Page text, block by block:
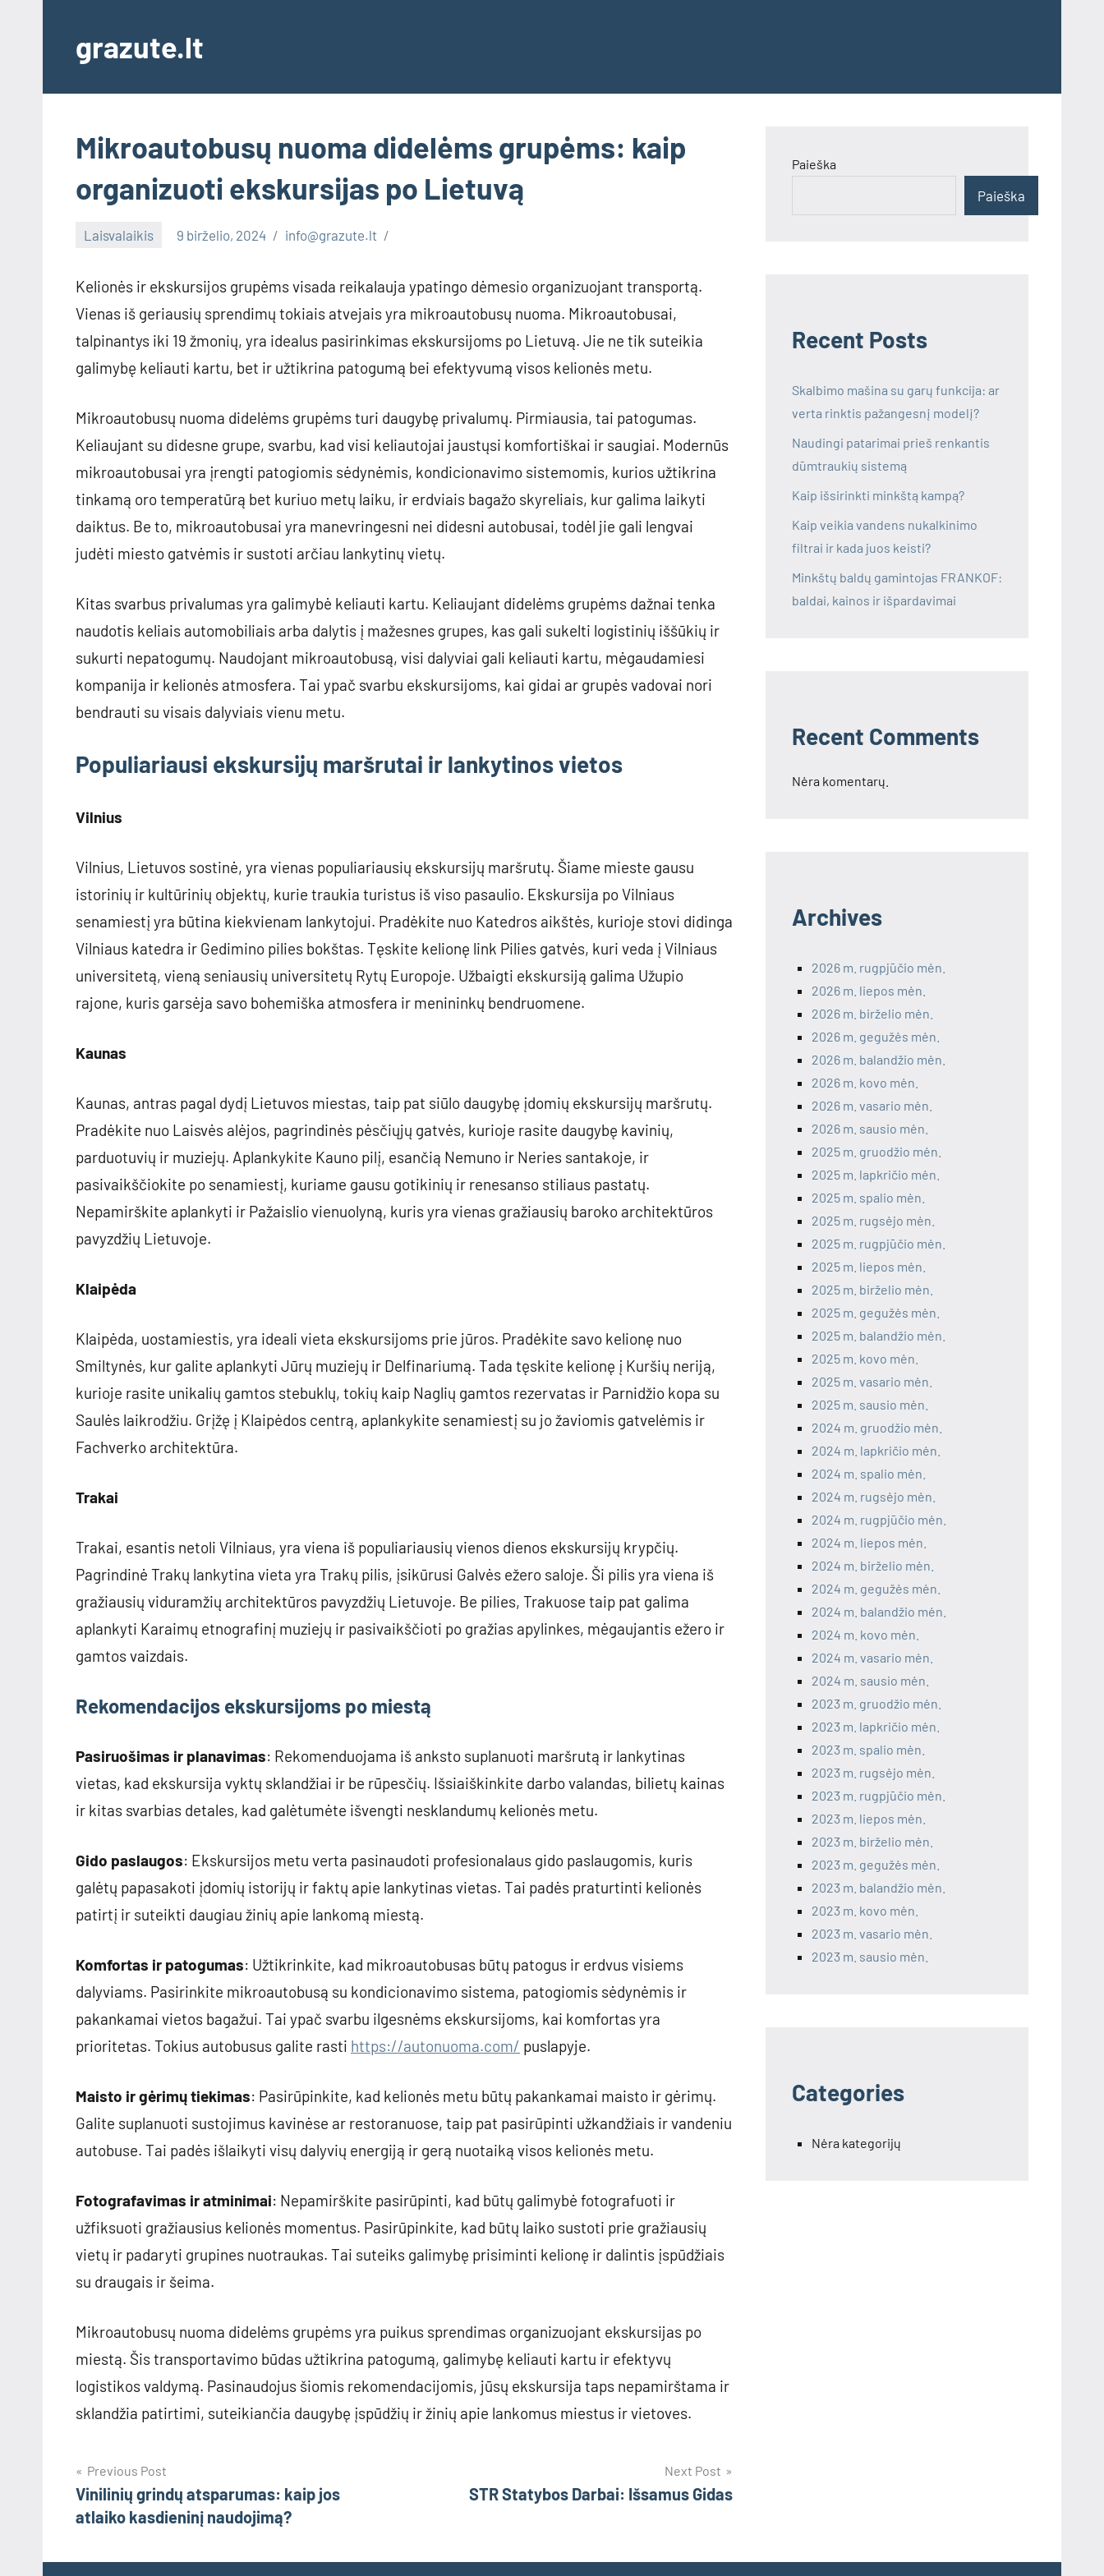
contentgrazute.lt
Mikroautobusų nuoma didelėms grupėms: kaip
organizuoti ekskursijas po Lietuvą
Laisvalaikis 9 birželio, 2024 info@grazute.lt
Kelionės ir ekskursijos grupėms visada reikalauja ypatingo dėmesio organizuojant transportą.
Vienas iš geriausių sprendimų tokiais atvejais yra mikroautobusų nuoma. Mikroautobusai,
talpinantys iki 19 žmonių, yra idealus pasirinkimas ekskursijoms po Lietuvą. Jie ne tik suteikia
galimybę keliauti kartu, bet ir užtikrina patogumą bei efektyvumą visos kelionės metu.
Mikroautobusų nuoma didelėms grupėms turi daugybę privalumų. Pirmiausia, tai patogumas.
Keliaujant su didesne grupe, svarbu, kad visi keliautojai jaustųsi komfortiškai ir saugiai. Modernūs
mikroautobusai yra įrengti patogiomis sėdynėmis, kondicionavimo sistemomis, kurios užtikrina
tinkamą oro temperatūrą bet kuriuo metų laiku, ir erdviais bagažo skyreliais, kur galima laikyti
daiktus. Be to, mikroautobusai yra manevringesni nei didesni autobusai, todėl jie gali lengvai
judėti miesto gatvėmis ir sustoti arčiau lankytinų vietų.
Kitas svarbus privalumas yra galimybė keliauti kartu. Keliaujant didelėms grupėms dažnai tenka
naudotis keliais automobiliais arba dalytis į mažesnes grupes, kas gali sukelti logistinių iššūkių ir
sukurti nepatogumų. Naudojant mikroautobusą, visi dalyviai gali keliauti kartu, mėgaudamiesi
kompanija ir kelionės atmosfera. Tai ypač svarbu ekskursijoms, kai gidai ar grupės vadovai nori
bendrauti su visais dalyviais vienu metu.
Populiariausi ekskursijų maršrutai ir lankytinos vietos
Vilnius
Vilnius, Lietuvos sostinė, yra vienas populiariausių ekskursijų maršrutų. Šiame mieste gausu
istorinių ir kultūrinių objektų, kurie traukia turistus iš viso pasaulio. Ekskursija po Vilniaus
senamiestį yra būtina kiekvienam lankytojui. Pradėkite nuo Katedros aikštės, kurioje stovi didinga
Vilniaus katedra ir Gedimino pilies bokštas. Tęskite kelionę link Pilies gatvės, kuri veda į Vilniaus
universitetą, vieną seniausių universitetų Rytų Europoje. Užbaigti ekskursiją galima Užupio
rajone, kuris garsėja savo bohemiška atmosfera ir menininkų bendruomene.
Kaunas
Kaunas, antras pagal dydį Lietuvos miestas, taip pat siūlo daugybę įdomių ekskursijų maršrutų.
Pradėkite nuo Laisvės alėjos, pagrindinės pėsčiųjų gatvės, kurioje rasite daugybę kavinių,
parduotuvių ir muziejų. Aplankykite Kauno pilį, esančią Nemuno ir Neries santakoje, ir
pasivaikščiokite po senamiestį, kuriame gausu gotikinių ir renesanso stiliaus pastatų.
Nepamirškite aplankyti ir Pažaislio vienuolyną, kuris yra vienas gražiausių baroko architektūros
pavyzdžių Lietuvoje.
Klaipėda
Klaipėda, uostamiestis, yra ideali vieta ekskursijoms prie jūros. Pradėkite savo kelionę nuo
Smiltynės, kur galite aplankyti Jūrų muziejų ir Delfinariumą. Tada tęskite kelionę į Kuršių neriją,
kurioje rasite unikalių gamtos stebuklų, tokių kaip Naglių gamtos rezervatas ir Parnidžio kopa su
Saulės laikrodžiu. Grįžę į Klaipėdos centrą, aplankykite senamiestį su jo žaviomis gatvelėmis ir
Fachverko architektūra.
Trakai
Trakai, esantis netoli Vilniaus, yra viena iš populiariausių vienos dienos ekskursijų krypčių.
Pagrindinė Trakų lankytina vieta yra Trakų pilis, įsikūrusi Galvės ežero saloje. Ši pilis yra viena iš
gražiausių viduramžių architektūros pavyzdžių Lietuvoje. Be pilies, Trakuose taip pat galima
aplankyti Karaimų etnografinį muziejų ir pasivaikščioti po gražias apylinkes, mėgaujantis ežero ir
gamtos vaizdais.
Rekomendacijos ekskursijoms po miestą
Pasiruošimas ir planavimas: Rekomenduojama iš anksto suplanuoti maršrutą ir lankytinas
vietas, kad ekskursija vyktų sklandžiai ir be rūpesčių. Išsiaiškinkite darbo valandas, bilietų kainas
ir kitas svarbias detales, kad galėtumėte išvengti nesklandumų kelionės metu.
Gido paslaugos: Ekskursijos metu verta pasinaudoti profesionalaus gido paslaugomis, kuris
galėtų papasakoti įdomių istorijų ir faktų apie lankytinas vietas. Tai padės praturtinti kelionės
patirtį ir suteikti daugiau žinių apie lankomą miestą.
Komfortas ir patogumas: Užtikrinkite, kad mikroautobusas būtų patogus ir erdvus visiems
dalyviams. Pasirinkite mikroautobusą su kondicionavimo sistema, patogiomis sėdynėmis ir
pakankamai vietos bagažui. Tai ypač svarbu ilgesnėms ekskursijoms, kai komfortas yra
prioritetas. Tokius autobusus galite rasti https://autonuoma.com/ puslapyje.
Maisto ir gėrimų tiekimas: Pasirūpinkite, kad kelionės metu būtų pakankamai maisto ir gėrimų.
Galite suplanuoti sustojimus kavinėse ar restoranuose, taip pat pasirūpinti užkandžiais ir vandeniu
autobuse. Tai padės išlaikyti visų dalyvių energiją ir gerą nuotaiką visos kelionės metu.
Fotografavimas ir atminimai: Nepamirškite pasirūpinti, kad būtų galimybė fotografuoti ir
užfiksuoti gražiausius kelionės momentus. Pasirūpinkite, kad būtų laiko sustoti prie gražiausių
vietų ir padaryti grupines nuotraukas. Tai suteiks galimybę prisiminti kelionę ir dalintis įspūdžiais
su draugais ir šeima.
Mikroautobusų nuoma didelėms grupėms yra puikus sprendimas organizuojant ekskursijas po
miestą. Šis transportavimo būdas užtikrina patogumą, galimybę keliauti kartu ir efektyvų
logistikos valdymą. Pasinaudojus šiomis rekomendacijomis, jūsų ekskursija taps nepamirštama ir
sklandžia patirtimi, suteikiančia daugybę įspūdžių ir žinių apie lankomus miestus ir vietoves.
Navigacija
tarp
Previous Post
Vinilinių grindų atsparumas: kaip jos
atlaiko kasdieninį naudojimą?
Next Post
STR Statybos Darbai: Išsamus Gidas
Paieška
Paieška
Recent Posts
Skalbimo mašina su garų funkcija: ar
verta rinktis pažangesnį modelį?
Naudingi patarimai prieš renkantis
dūmtraukių sistemą
Kaip išsirinkti minkštą kampą?
Kaip veikia vandens nukalkinimo
filtrai ir kada juos keisti?
Minkštų baldų gamintojas FRANKOF:
baldai, kainos ir išpardavimai
Recent Comments
Nėra komentarų.
Archives
2026 m. rugpjūčio mėn.
2026 m. liepos mėn.
2026 m. birželio mėn.
2026 m. gegužės mėn.
2026 m. balandžio mėn.
2026 m. kovo mėn.
2026 m. vasario mėn.
2026 m. sausio mėn.
2025 m. gruodžio mėn.
2025 m. lapkričio mėn.
2025 m. spalio mėn.
2025 m. rugsėjo mėn.
2025 m. rugpjūčio mėn.
2025 m. liepos mėn.
2025 m. birželio mėn.
2025 m. gegužės mėn.
2025 m. balandžio mėn.
2025 m. kovo mėn.
2025 m. vasario mėn.
2025 m. sausio mėn.
2024 m. gruodžio mėn.
2024 m. lapkričio mėn.
2024 m. spalio mėn.
2024 m. rugsėjo mėn.
2024 m. rugpjūčio mėn.
2024 m. liepos mėn.
2024 m. birželio mėn.
2024 m. gegužės mėn.
2024 m. balandžio mėn.
2024 m. kovo mėn.
2024 m. vasario mėn.
2024 m. sausio mėn.
2023 m. gruodžio mėn.
2023 m. lapkričio mėn.
2023 m. spalio mėn.
2023 m. rugsėjo mėn.
2023 m. rugpjūčio mėn.
2023 m. liepos mėn.
2023 m. birželio mėn.
2023 m. gegužės mėn.
2023 m. balandžio mėn.
2023 m. kovo mėn.
2023 m. vasario mėn.
2023 m. sausio mėn.
Categories
Nėra kategorijų